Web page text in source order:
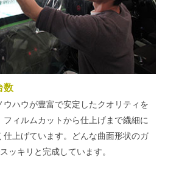
数
ウハウが豊富で安定したクオリティを
フィルムカットから仕上げまで繊細に
仕上げています。どんな曲面形状のガ
ッキリと完成しています。